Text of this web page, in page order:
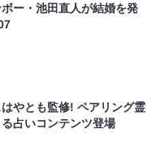
ボー・池田直人が結婚を発
やとも監修! ペアリング霊
占いコンテンツ登場